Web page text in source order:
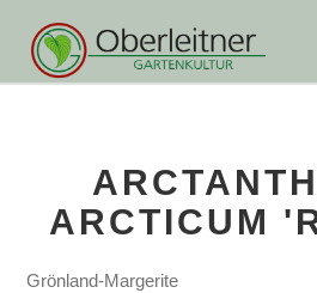
ARCTICUM
Grönland-Margerite